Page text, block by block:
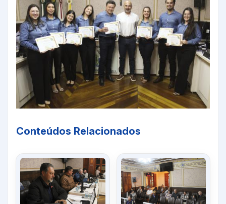
Conteúdos Relacionados